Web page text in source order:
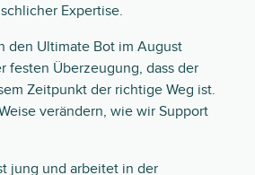
Expertise.
den Ultimate Bot im August
festen Überzeugung, dass der
Zeitpunkt der richtige Weg ist.
verändern, wie wir Support
jung und arbeitet in der